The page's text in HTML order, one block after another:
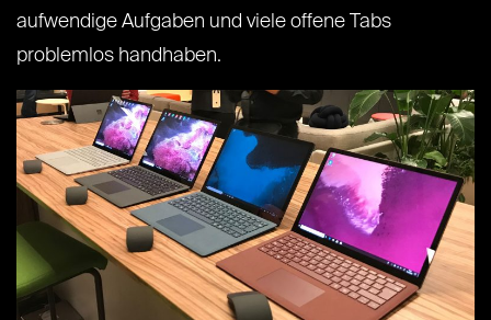
aufwendige Aufgaben und viele offene Tabs
problemlos handhaben.